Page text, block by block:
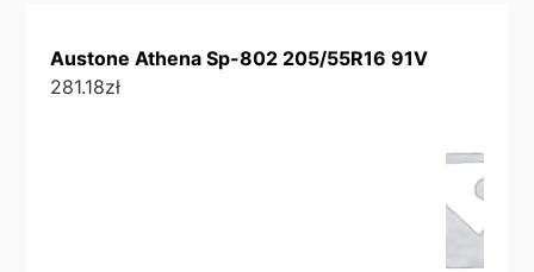
Austone Athena Sp-802 205/55R16 91V
281.18zł